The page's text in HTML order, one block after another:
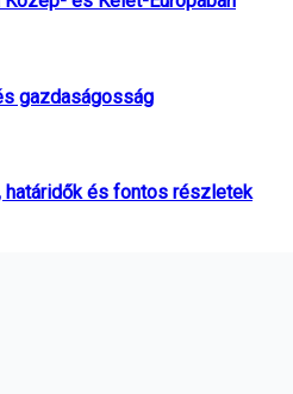
gazdaságosság
határidők és fontos részletek